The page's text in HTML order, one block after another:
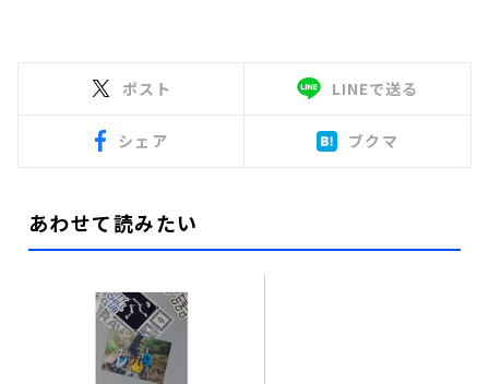
ポスト LINEで送る
シェア ブクマ
あわせて読みたい